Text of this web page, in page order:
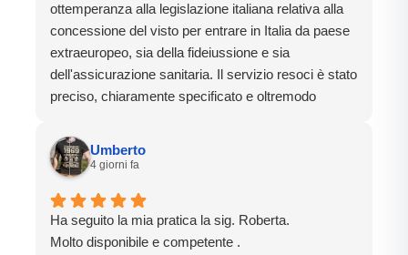
ottemperanza alla legislazione italiana relativa alla
concessione del visto per entrare in Italia da paese
extraeuropeo, sia della fideiussione e sia
dell'assicurazione sanitaria. Il servizio resoci è stato
preciso, chiaramente specificato e oltremodo
delle pratiche sono passate soltanto 48 ore.
Efficientissimi. Un grazie speciale al sig. Betiel.
Umberto
4 giorni fa
Ha seguito la mia pratica la sig. Roberta.
Molto disponibile e competente .